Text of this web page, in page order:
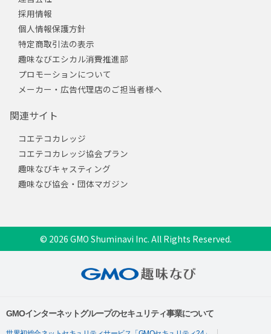
採用情報
個人情報保護方針
特定商取引法の表示
趣味なびエシカル消費推進部
プロモーションについて
メーカー・広告代理店のご担当者様へ
関連サイト
コエテコカレッジ
コエテコカレッジ協会プラン
趣味なびキャスティング
趣味なび協会・団体マガジン
© 2026 GMO Shuminavi Inc. All Rights Reserved.